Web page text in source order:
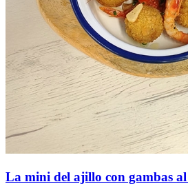
La mini del ajillo con gambas